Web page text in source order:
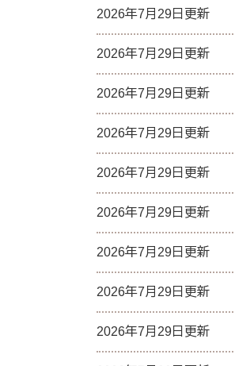
2026年7月29日更新
2026年7月29日更新
2026年7月29日更新
2026年7月29日更新
2026年7月29日更新
2026年7月29日更新
2026年7月29日更新
2026年7月29日更新
2026年7月29日更新